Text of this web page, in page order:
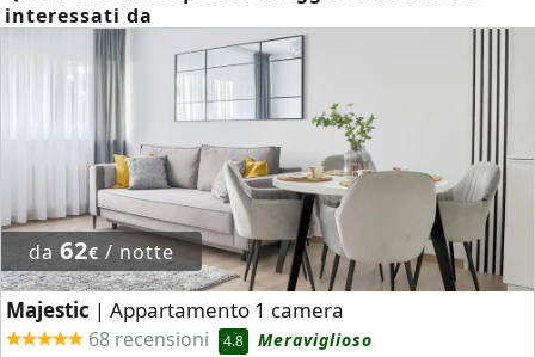
interessati da
da62€/ notte
Majestic | Appartamento 1 camera
68 recensioni 4.8 Meraviglioso